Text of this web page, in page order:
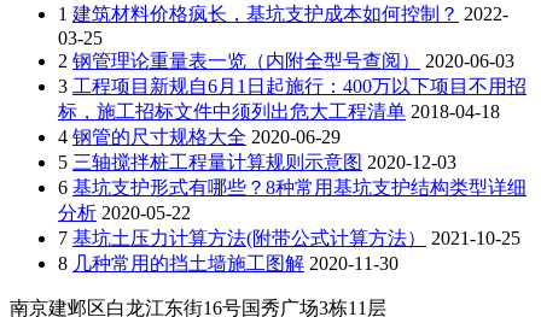
1 建筑材料价格疯长，基坑支护成本如何控制？ 2022-
03-25
2 钢管理论重量表一览（内附全型号查阅）
2020-06-03
3 工程项目新规自6月1日起施行：400万以下项目不用招
标，施工招标文件中须列出危大工程清单 2018-04-18
4 钢管的尺寸规格大全 2020-06-29
5 三轴搅拌桩工程量计算规则示意图 2020-12-03
6 基坑支护形式有哪些？8种常用基坑支护结构类型详细
分析 2020-05-22
7 基坑土压力计算方法(附带公式计算方法）
2021-10-25
8 几种常用的挡土墙施工图解 2020-11-30
南京建邺区白龙江东街16号国秀广场3栋11层